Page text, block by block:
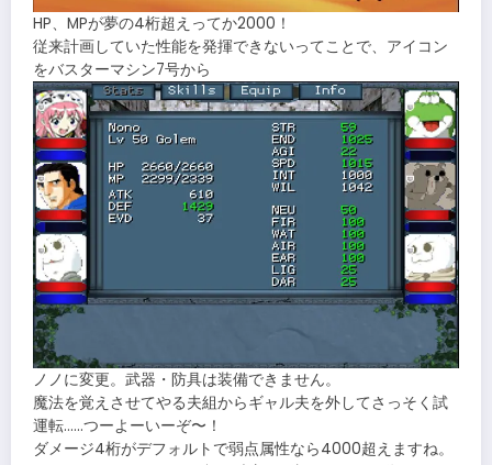
HP、MPが夢の4桁超えってか2000！
従来計画していた性能を発揮できないってことで、アイコン
をバスターマシン7号から
ノノに変更。武器・防具は装備できません。
魔法を覚えさせてやる夫組からギャル夫を外してさっそく試
運転……つーよーいーぞ〜！
ダメージ4桁がデフォルトで弱点属性なら4000超えますね。